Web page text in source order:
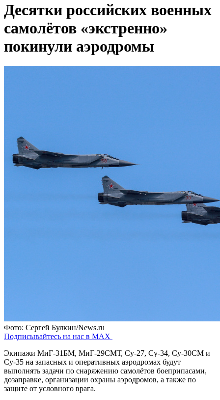
Десятки российских военных
самолётов «экстренно»
покинули аэродромы
Фото: Сергей Булкин/News.ru
Подписывайтесь на нас в MAX
Экипажи МиГ-31БМ, МиГ-29СМТ, Су-27, Су-34, Су-30СМ и
Су-35 на запасных и оперативных аэродромах будут
выполнять задачи по снаряжению самолётов боеприпасами,
дозаправке, организации охраны аэродромов, а также по
защите от условного врага.